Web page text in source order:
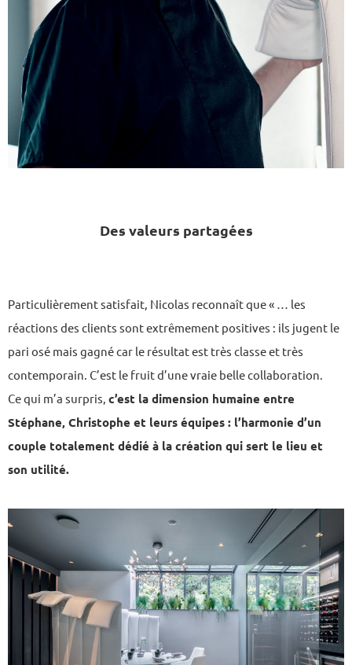
Des valeurs partagées
Particulièrement satisfait, Nicolas reconnaît que « … les
réactions des clients sont extrêmement positives : ils jugent le
pari osé mais gagné car le résultat est très classe et très
contemporain. C’est le fruit d’une vraie belle collaboration.
Ce qui m’a surpris, c’est la dimension humaine entre
Stéphane, Christophe et leurs équipes : l’harmonie d’un
couple totalement dédié à la création qui sert le lieu et
son utilité.